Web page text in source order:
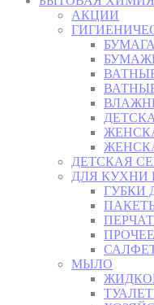
АКЦИИ
ДЕТСКАЯ
ДЛЯ КУХНИ
ГУБКИ
МЫЛО